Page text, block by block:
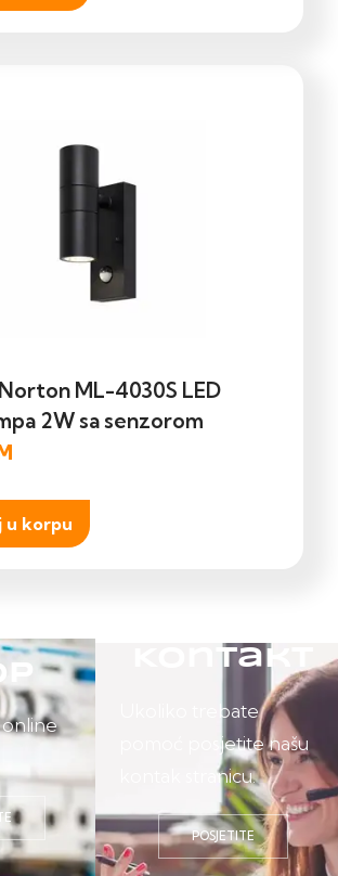
ML-4030S LED
2W sa senzorom
u korpu
online
Kontakt
Ukoliko trebate
pomoć posjetite našu
kontak stranicu.
POSJETITE